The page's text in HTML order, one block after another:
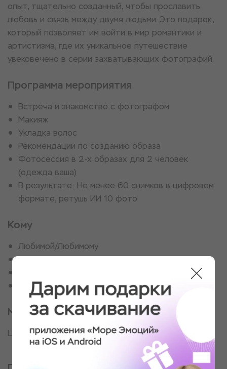
опыт, тщательно созданный, чтобы прославить
любовь и связь между двумя людьми. Это подарок,
который позволяет им войти в мир романтики и
артистизма, где их уникальное путешествие
увековечено в серии захватывающих фотографий.
Программа мероприятия
Встреча и знакомство с фотографом
Макияж
Укладка волос
Рекомендации по созданию образа
Фотосессия в 2-х образах для 2 человек
(одежда ваша)
В результате: Не менее 60 снимков в цифровом
формате, ретушь ИИ 10 фото
Кому
Любимой/Любимому
Молодоженам
Друзьям
Место проведения
Центр м-н